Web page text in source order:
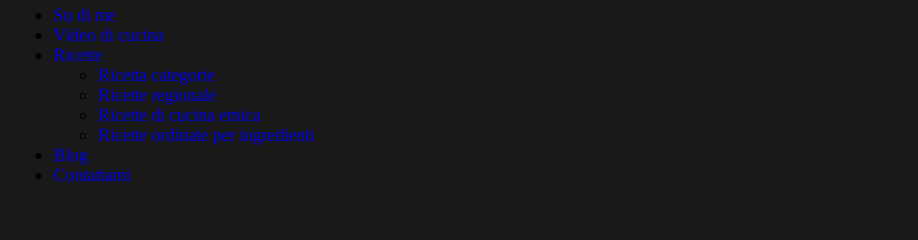
Su di me
Video di cucina
Ricette
Ricetta categorie
Ricette regionale
Ricette di cucina etnica
Ricette ordinate per ingredienti
Blog
Contattami